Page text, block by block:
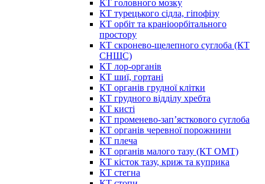
КТ головного мозку
КТ турецького сідла, гіпофізу
КТ орбіт та краніоорбітального
простору
КТ скронево-щелепного суглоба (КТ
СНЩС)
КТ лор-органів
КТ шиї, гортані
КТ органів грудної клітки
КТ грудного відділу хребта
КТ кисті
КТ променево-зап’ясткового суглоба
КТ органів черевної порожнини
КТ плеча
КТ органів малого тазу (КТ ОМТ)
КТ кісток тазу, криж та куприка
КТ стегна